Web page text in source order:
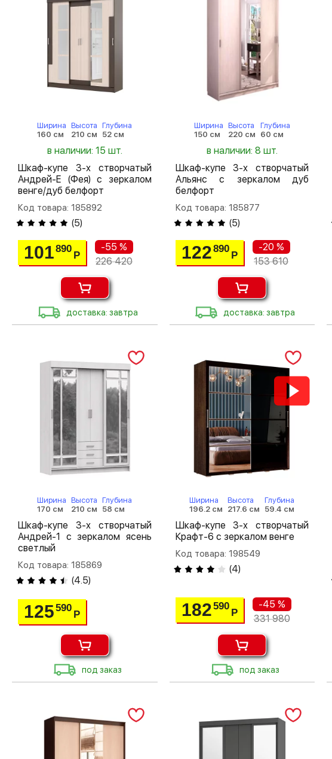
Ширина
160 см
Высота
210 см
Глубина
52 см
в наличии: 15 шт.
Шкаф-купе 3-х створчатый
Андрей-Е (Фея) с зеркалом
венге/дуб белфорт
Код товара: 185892
(5)
101890
Р
-55 %
226 420
доставка: завтра
Ширина
150 см
Высота
220 см
Глубина
60 см
в наличии: 8 шт.
Шкаф-купе 3-х створчатый
Альянс с зеркалом дуб
белфорт
Код товара: 185877
(5)
122890
Р
-20 %
153 610
доставка: завтра
Ширина
170 см
Высота
210 см
Глубина
58 см
Шкаф-купе 3-х створчатый
Андрей-1 с зеркалом ясень
светлый
Код товара: 185869
(4.5)
125590
Р
под заказ
Ширина
196.2 см
Высота
217.6 см
Глубина
59.4 см
Шкаф-купе 3-х створчатый
Крафт-6 с зеркалом венге
Код товара: 198549
(4)
182590
Р
-45 %
331 980
под заказ